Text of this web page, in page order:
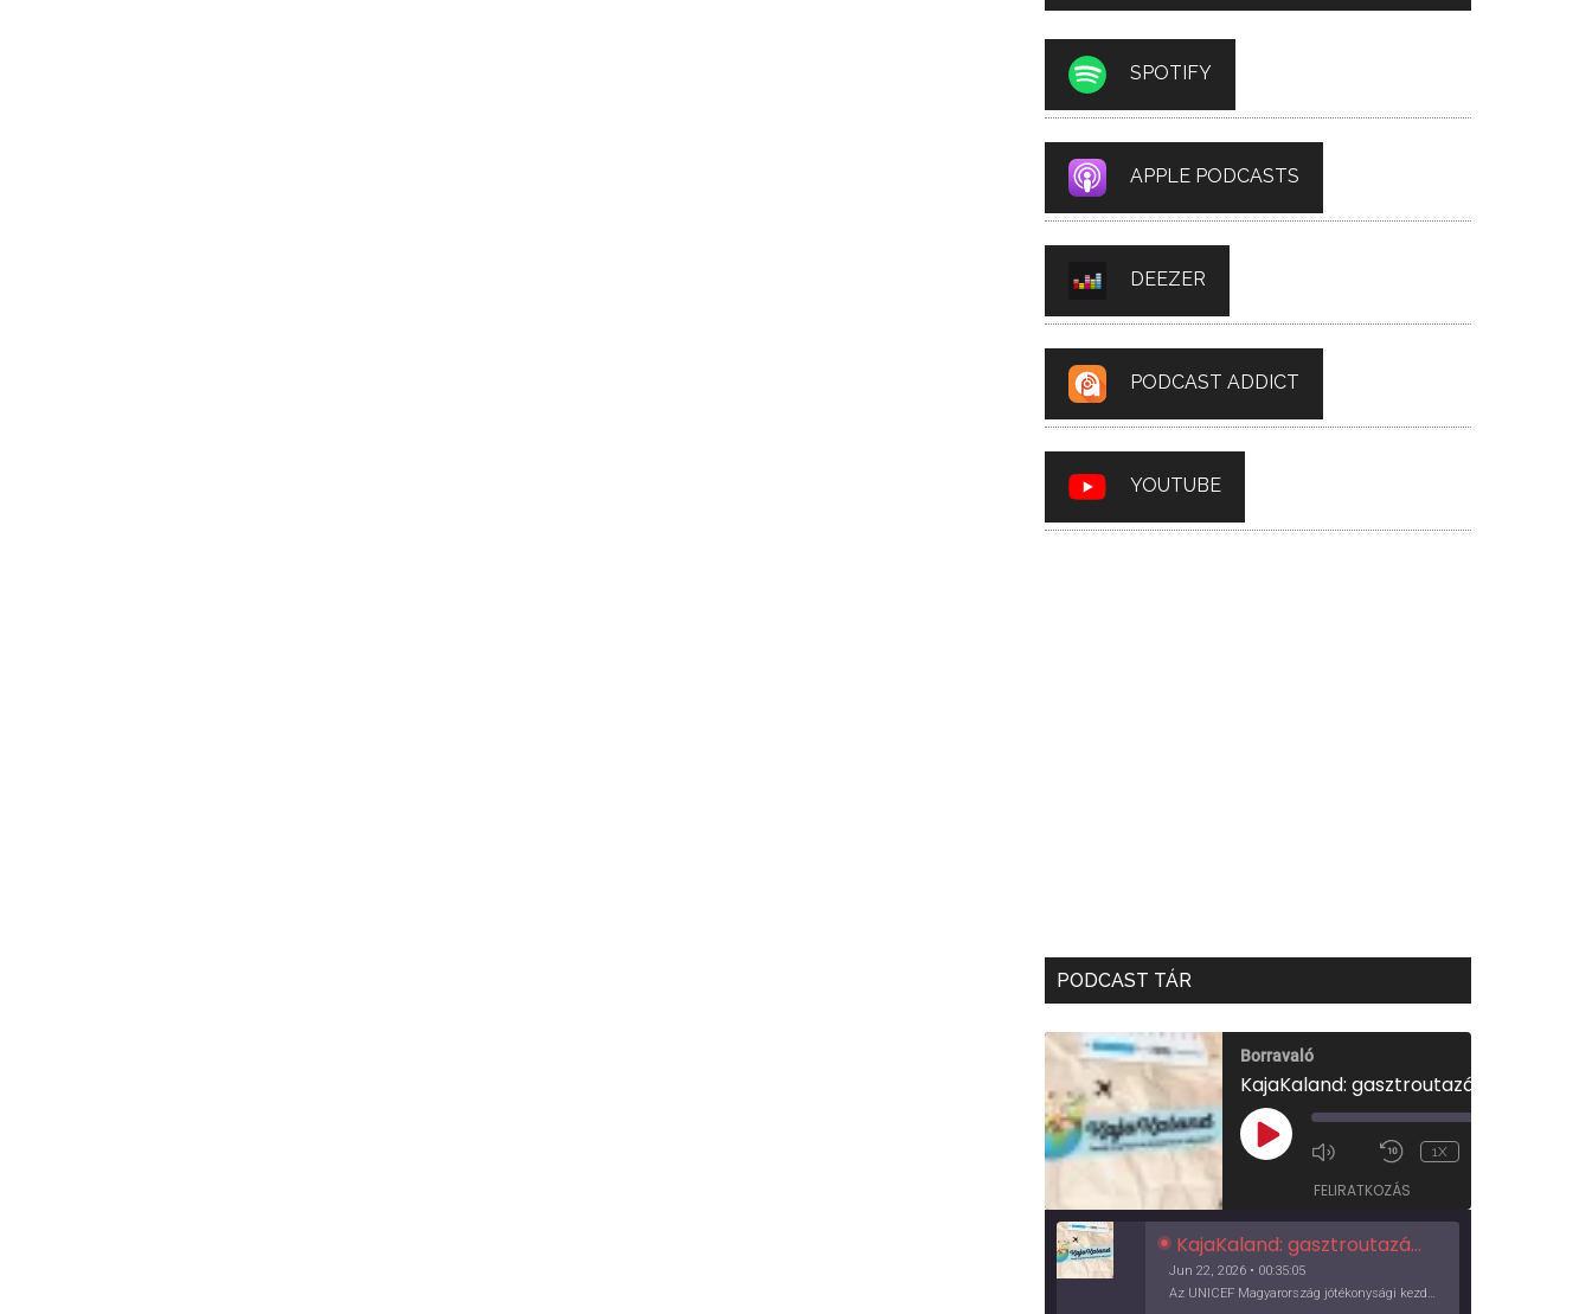
SPOTIFY
APPLE PODCASTS
DEEZER
PODCAST ADDICT
YOUTUBE
PODCAST TÁR
Borravaló
PLAY
EPISODE
1X
FELIRATKOZÁS
KajaKaland: gasztroutazás a föld körül
Jun 22, 2026 • 00:35:05
Az UNICEF Magyarország jótékonysági kezdeményezése izgalmas, egész éves világkörüli ízutazásra hív, igazi családi program és gasztroedukáció, illetve segítség a rászorulóknak is egyben.